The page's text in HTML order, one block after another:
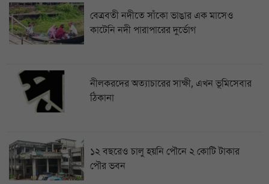
বেত্রবতী নদীতে সাঁকো ভাঙার এক মাসেও
কাটেনি নদী পারাপারের দুর্ভোগ
নীলকরদের অত্যাচারের সাক্ষী, এখন ভূমিসেবার
ঠিকানা
১২ বছরেও চালু হয়নি পৌনে ২ কোটি টাকার
পৌর ভবন